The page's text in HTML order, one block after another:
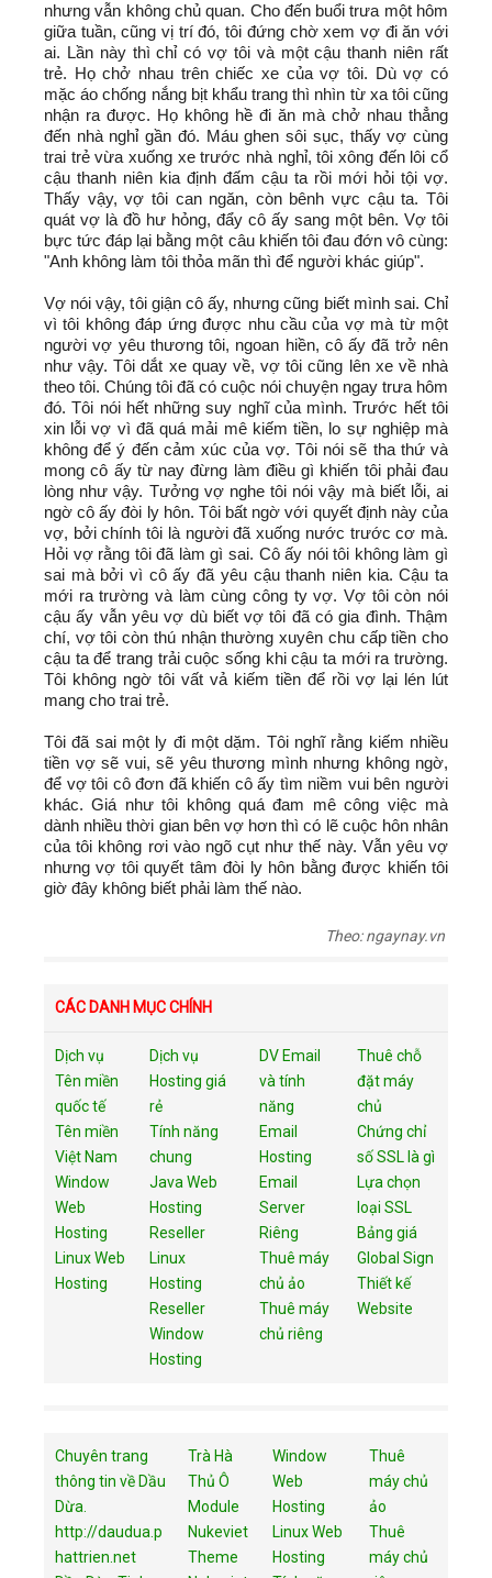
nhưng vẫn không chủ quan. Cho đến buổi trưa một hôm
giữa tuần, cũng vị trí đó, tôi đứng chờ xem vợ đi ăn với
ai. Lần này thì chỉ có vợ tôi và một cậu thanh niên rất
trẻ. Họ chở nhau trên chiếc xe của vợ tôi. Dù vợ có
mặc áo chống nắng bịt khẩu trang thì nhìn từ xa tôi cũng
nhận ra được. Họ không hề đi ăn mà chở nhau thẳng
đến nhà nghỉ gần đó. Máu ghen sôi sục, thấy vợ cùng
trai trẻ vừa xuống xe trước nhà nghỉ, tôi xông đến lôi cổ
cậu thanh niên kia định đấm cậu ta rồi mới hỏi tội vợ.
Thấy vậy, vợ tôi can ngăn, còn bênh vực cậu ta. Tôi
quát vợ là đồ hư hỏng, đẩy cô ấy sang một bên. Vợ tôi
bực tức đáp lại bằng một câu khiến tôi đau đớn vô cùng:
"Anh không làm tôi thỏa mãn thì để người khác giúp".
Vợ nói vậy, tôi giận cô ấy, nhưng cũng biết mình sai. Chỉ
vì tôi không đáp ứng được nhu cầu của vợ mà từ một
người vợ yêu thương tôi, ngoan hiền, cô ấy đã trở nên
như vậy. Tôi dắt xe quay về, vợ tôi cũng lên xe về nhà
theo tôi. Chúng tôi đã có cuộc nói chuyện ngay trưa hôm
đó. Tôi nói hết những suy nghĩ của mình. Trước hết tôi
xin lỗi vợ vì đã quá mải mê kiếm tiền, lo sự nghiệp mà
không để ý đến cảm xúc của vợ. Tôi nói sẽ tha thứ và
mong cô ấy từ nay đừng làm điều gì khiến tôi phải đau
lòng như vậy. Tưởng vợ nghe tôi nói vậy mà biết lỗi, ai
ngờ cô ấy đòi ly hôn. Tôi bất ngờ với quyết định này của
vợ, bởi chính tôi là người đã xuống nước trước cơ mà.
Hỏi vợ rằng tôi đã làm gì sai. Cô ấy nói tôi không làm gì
sai mà bởi vì cô ấy đã yêu cậu thanh niên kia. Cậu ta
mới ra trường và làm cùng công ty vợ. Vợ tôi còn nói
cậu ấy vẫn yêu vợ dù biết vợ tôi đã có gia đình. Thậm
chí, vợ tôi còn thú nhận thường xuyên chu cấp tiền cho
cậu ta để trang trải cuộc sống khi cậu ta mới ra trường.
Tôi không ngờ tôi vất vả kiếm tiền để rồi vợ lại lén lút
mang cho trai trẻ.
Tôi đã sai một ly đi một dặm. Tôi nghĩ rằng kiếm nhiều
tiền vợ sẽ vui, sẽ yêu thương mình nhưng không ngờ,
để vợ tôi cô đơn đã khiến cô ấy tìm niềm vui bên người
khác. Giá như tôi không quá đam mê công việc mà
dành nhiều thời gian bên vợ hơn thì có lẽ cuộc hôn nhân
của tôi không rơi vào ngõ cụt như thế này. Vẫn yêu vợ
nhưng vợ tôi quyết tâm đòi ly hôn bằng được khiến tôi
giờ đây không biết phải làm thế nào.
Theo: ngaynay.vn
CÁC DANH MỤC CHÍNH
Dịch vụ
Tên miền
quốc tế
Tên miền
Việt Nam
Window
Web
Hosting
Linux Web
Hosting
Dịch vụ
Hosting giá
rẻ
Tính năng
chung
Java Web
Hosting
Reseller
Linux
Hosting
Reseller
Window
Hosting
DV Email
và tính
năng
Email
Hosting
Email
Server
Riêng
Thuê máy
chủ ảo
Thuê máy
chủ riêng
Thuê chỗ
đặt máy
chủ
Chứng chỉ
số SSL là gì
Lựa chọn
loại SSL
Bảng giá
Global Sign
Thiết kế
Website
Chuyên trang
thông tin về Dầu
Dừa.
http://daudua.p
hattrien.net
Trà Hà
Thủ Ô
Module
Nukeviet
Theme
Window
Web
Hosting
Linux Web
Hosting
Thuê
máy chủ
ảo
Thuê
máy chủ